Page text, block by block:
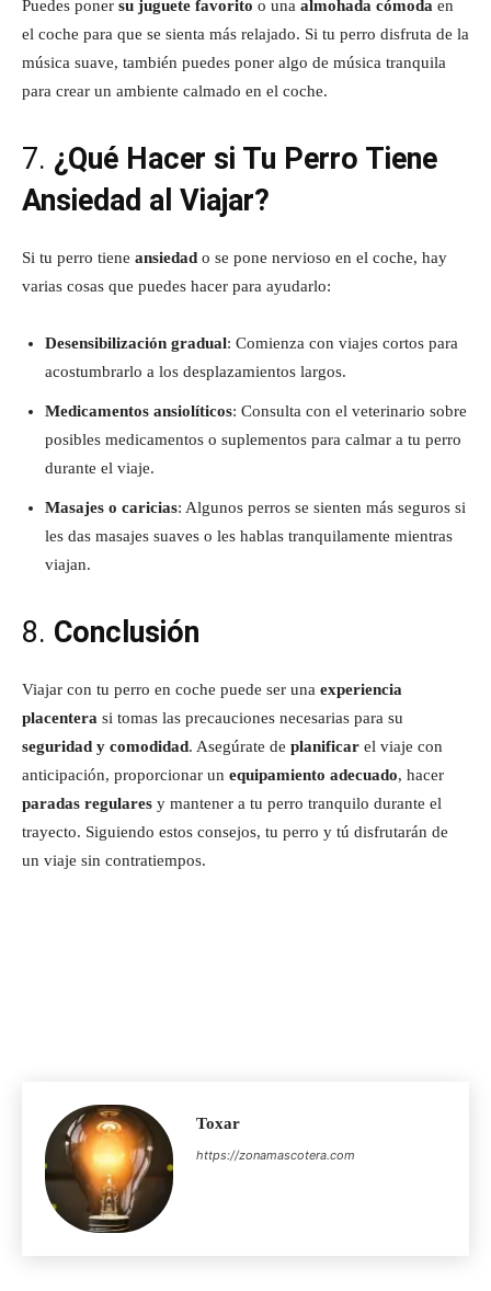
Puedes poner su juguete favorito o una almohada cómoda en
el coche para que se sienta más relajado. Si tu perro disfruta de la
música suave, también puedes poner algo de música tranquila
para crear un ambiente calmado en el coche.
7. ¿Qué Hacer si Tu Perro Tiene
Ansiedad al Viajar?
Si tu perro tiene ansiedad o se pone nervioso en el coche, hay
varias cosas que puedes hacer para ayudarlo:
Desensibilización gradual: Comienza con viajes cortos para
acostumbrarlo a los desplazamientos largos.
Medicamentos ansiolíticos: Consulta con el veterinario sobre
posibles medicamentos o suplementos para calmar a tu perro
durante el viaje.
Masajes o caricias: Algunos perros se sienten más seguros si
les das masajes suaves o les hablas tranquilamente mientras
viajan.
8. Conclusión
Viajar con tu perro en coche puede ser una experiencia
placentera si tomas las precauciones necesarias para su
seguridad y comodidad. Asegúrate de planificar el viaje con
anticipación, proporcionar un equipamiento adecuado, hacer
paradas regulares y mantener a tu perro tranquilo durante el
trayecto. Siguiendo estos consejos, tu perro y tú disfrutarán de
un viaje sin contratiempos.
Toxar
https://zonamascotera.com